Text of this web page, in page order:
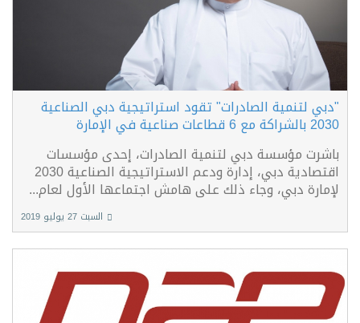
"دبي لتنمية الصادرات" تقود استراتيجية دبي الصناعية
2030 بالشراكة مع 6 قطاعات صناعية في الإمارة
باشرت مؤسسة دبي لتنمية الصادرات، إحدى مؤسسات
اقتصادية دبي، إدارة ودعم الاستراتيجية الصناعية 2030
لإمارة دبي، وجاء ذلك على هامش اجتماعها الأول لعام...
السبت 27 يوليو 2019